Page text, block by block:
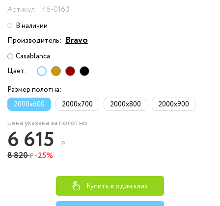
Артикул: 146-0163
В наличии
Производитель: Bravo
Casablanca
Цвет:
Размер полотна:
2000x600
2000x700 2000x800
2000x900
цена указана за полотно
6 615 ₽
8 820₽ -25%
Купить в один клик